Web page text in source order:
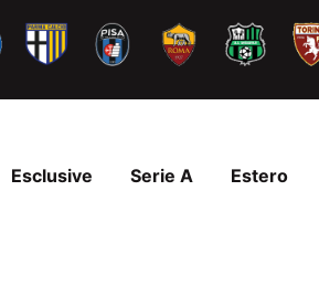
Esclusive Serie A Estero